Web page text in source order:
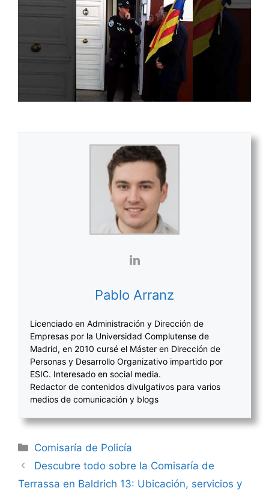
Pablo Arranz
Licenciado en Administración y Dirección de
Empresas por la Universidad Complutense de
Madrid, en 2010 cursé el Máster en Dirección de
Personas y Desarrollo Organizativo impartido por
ESIC. Interesado en social media.
Redactor de contenidos divulgativos para varios
medios de comunicación y blogs
Categorías
Comisaría de Policía
Navegación
de
Descubre todo sobre la Comisaría de
Terrassa en Baldrich 13: Ubicación, servicios y